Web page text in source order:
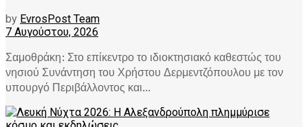
by EvrosPost Team
7 Αυγούστου, 2026
Σαμοθράκη: Στο επίκεντρο το ιδιοκτησιακό καθεστώς του
νησιού Συνάντηση του Χρήστου Δερμεντζόπουλου με τον
υπουργό Περιβάλλοντος και...